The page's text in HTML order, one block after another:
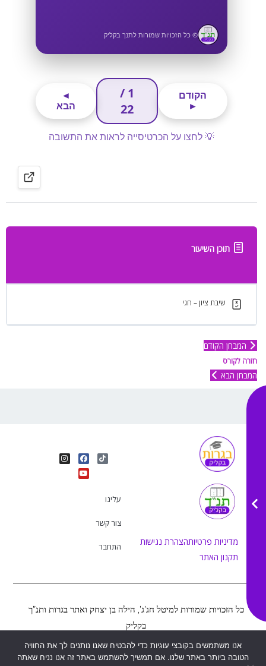
תוכן השיעור
שיבת ציון – חגי
המבחן הקודם
חזרה לקורס
המבחן הבא
מדיניות פרטיותהצהרת נגישות
תקנון האתר
T
i
F
a
c
e
I
n
Y
o
u
t
עלינו
צור קשר
התחבר
כל הזכויות שמורות למיטל חג’ג’, הילה בן יצחק ואתר בגרות ותנ”ך
בקליק
©נבנה ע”י 2022
Web&MOR
אנו משתמשים בקובצי עוגיות כדי להבטיח שאנו נותנים לך את החוויה
הטובה ביותר באתר שלנו. אם תמשיך להשתמש באתר זה אנו נניח שאתה